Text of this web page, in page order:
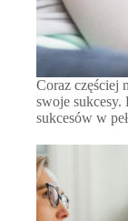
Coraz częściej
swoje sukcesy.
sukcesów w